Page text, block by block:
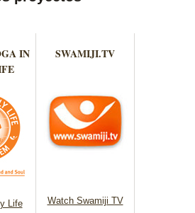
IN
Life
SWAMIJI.TV
Watch Swamiji TV